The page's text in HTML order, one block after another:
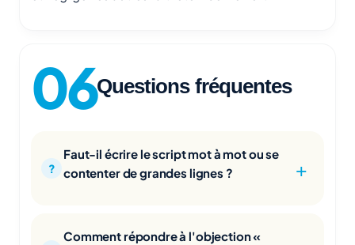
Questions fréquentes
Faut-il écrire le script mot à mot ou se
contenter de grandes lignes ?
Comment répondre à l'objection «